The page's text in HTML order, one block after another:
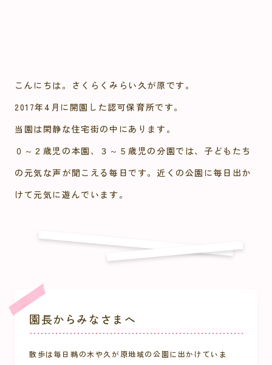
こんにちは。さくらくみらい久が原です。
2017年4月に開園した認可保育所です。
当園は閑静な住宅街の中にあります。
０～２歳児の本園、３～５歳児の分園では、子どもたち
の元気な声が聞こえる毎日です。近くの公園に毎日出か
けて元気に遊んでいます。
園長からみなさまへ
散歩は毎日鵜の木や久が原地域の公園に出かけていま